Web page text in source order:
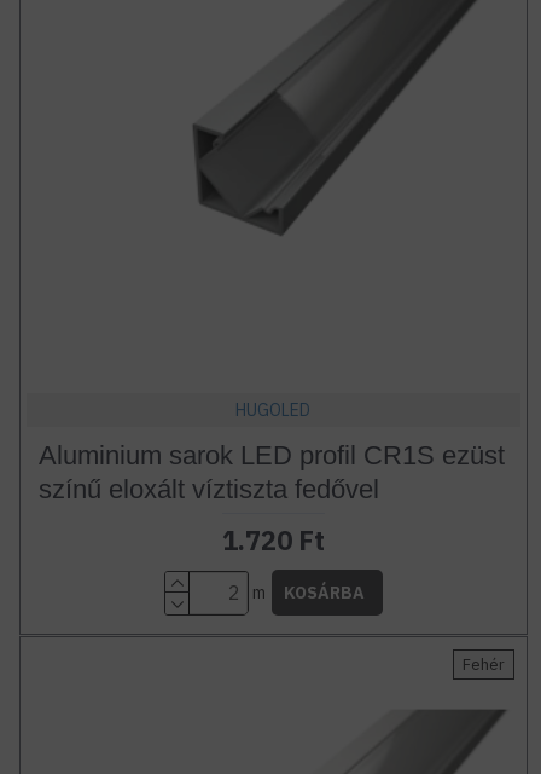
HUGOLED
Aluminium sarok LED profil CR1S ezüst
színű eloxált víztiszta fedővel
1.720 Ft
m KOSÁRBA
Fehér